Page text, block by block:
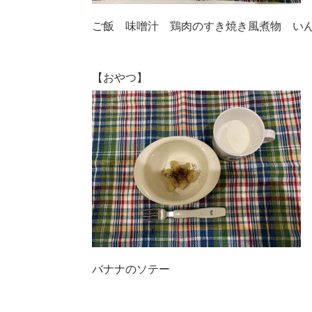
ご飯 味噌汁 鶏肉のすき焼き風煮物 いん
【おやつ】
バナナのソテー